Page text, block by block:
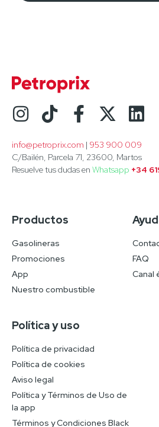
info@petroprix.com | 953 900 009
C/Bailén, Parcela 71, 23600, Martos
Resuelve tus dudas en Whatsapp +34
Productos
Gasolineras
Promociones
App
Nuestro combustible
FAQ
Canal
Política y uso
Política de privacidad
Política de cookies
Aviso legal
Política y Términos de Uso de
la app
Términos y Condiciones Black